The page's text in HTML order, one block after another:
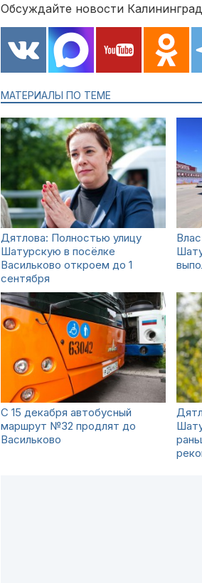
Обсуждайте новости
МАТЕРИАЛЫ ПО ТЕМЕ
Дятлова: Полностью улицу
Шатурскую в посёлке
Васильково откроем до 1
сентября
С 15 декабря автобусный
маршрут №32 продлят до
Васильково